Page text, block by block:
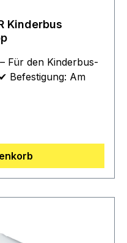
Kinderbus
Für den Kinderbus-
Befestigung: Am